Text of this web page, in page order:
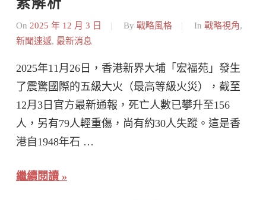
素解析
On 2025 年 12 月 3 日 By 戰略風格 In 戰略視角,
新聞速遞, 最新消息
2025年11月26日，香港新界大埔「宏福苑」發生
了震驚國際的五級大火（最高等級火災），截至
12月3日官方最新通報，死亡人數已攀升至156
人，另有79人輕重傷，尚有約30人失蹤。這是香
港自1948年石 …
繼續閱讀